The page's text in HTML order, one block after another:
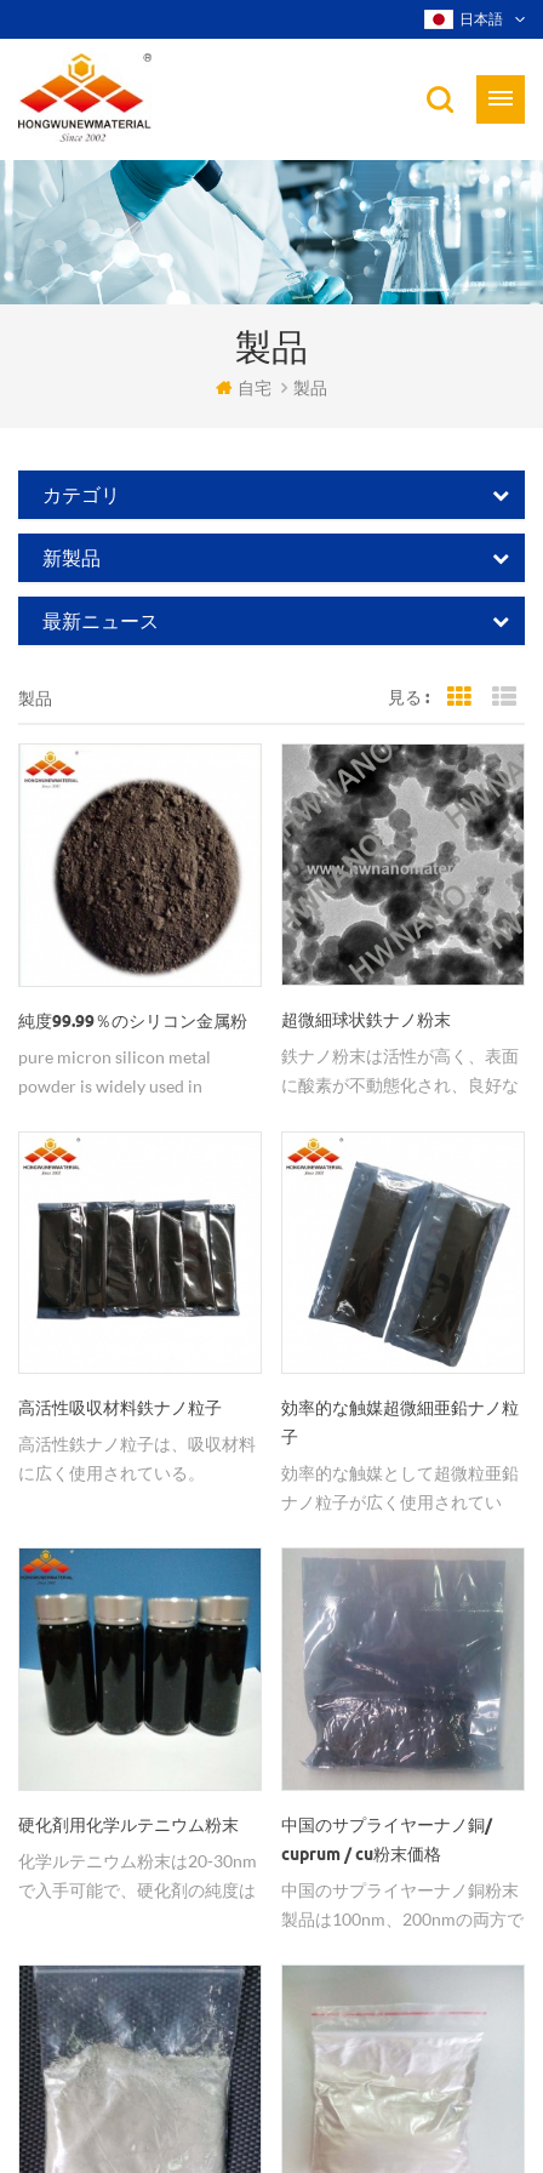
日本語
製品
自宅 製品
カテゴリ
新製品
最新ニュース
製品 見る : Grid
純度99.99％のシリコン金属粉
pure micron silicon metal
powder is widely used in
metallurgy industry
超微細球状鉄ナノ粉末
鉄ナノ粉末は活性が高く、表面
に酸素が不動態化され、良好な
高活性吸収材料鉄ナノ粒子
高活性鉄ナノ粒子は、吸収材料
に広く使用されている。
効率的な触媒超微細亜鉛ナノ粒
子
効率的な触媒として超微粒亜鉛
ナノ粒子が広く使用されてい
硬化剤用化学ルテニウム粉末
化学ルテニウム粉末は20-30nm
で入手可能で、硬化剤の純度は
中国のサプライヤーナノ銅/
cuprum / cu粉末価格
中国のサプライヤーナノ銅粉末
製品は100nm、200nmの両方で
います。